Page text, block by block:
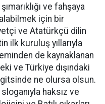
ve fahşaya
için bir
ve Atatürkçü dilin
ilk kuruluş yıllarıyla
de kaynaklanan
ve Türkiye dışındaki
ne olursa olsun.
haksız ve